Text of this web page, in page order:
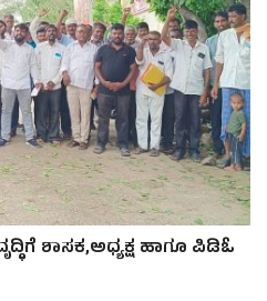
ಶಾಸಕ,ಅಧ್ಯಕ್ಷ ಹಾಗೂ ಪಿಡಿಓ